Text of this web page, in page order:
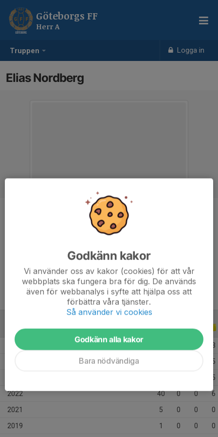
Truppen Logga in
Göteborgs FF
Herr A
Elias Nordberg
Back
21 år
Uppflyttad till A-laget augusti 202
ALLA SERIER ALLA ÅR
2025 3
5
5
2022 40 0 0 6
2021 5 0 0 0
2019 1 0 0 0
Godkänn kakor
Vi använder oss av kakor (cookies) för att vår
webbplats ska fungera bra för dig. De används
även för webbanalys i syfte att hjälpa oss att
förbättra våra tjänster.
Så använder vi cookies
Godkänn alla kakor
Bara nödvändiga